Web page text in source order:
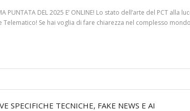
PUNTATA DEL 2025 E’ ONLINE! Lo stato dell’arte del PCT
Telematico! Se hai voglia di fare chiarezza nel complesso
SPECIFICHE TECNICHE, FAKE NEWS E AI